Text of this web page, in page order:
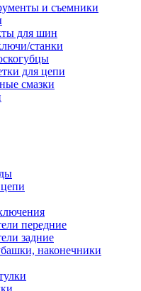
и съемники
для шин
станки
для цепи
смазки
передние
задние
наконечники